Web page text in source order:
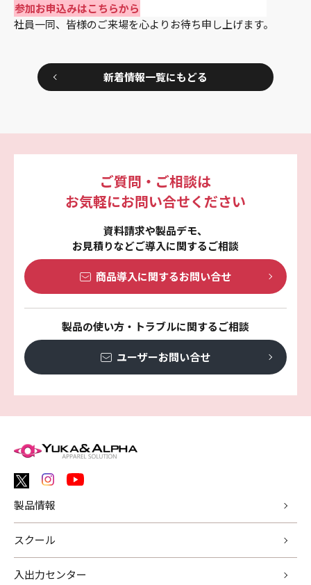
参加お申込みはこちらから
社員一同、皆様のご来場を心よりお待ち申し上げます。
新着情報一覧にもどる
ご質問・ご相談は
お気軽にお問い合せください
資料請求や製品デモ、
お見積りなどご導入に関するご相談
商品導入に関するお問い合せ
製品の使い方・トラブルに関するご相談
ユーザーお問い合せ
製品情報
スクール
入出力センター